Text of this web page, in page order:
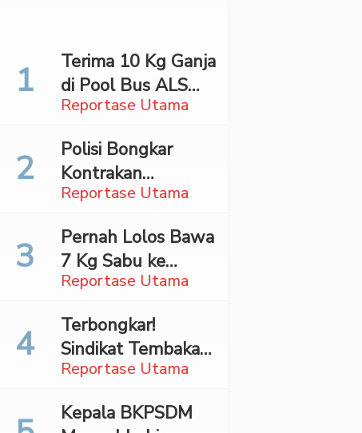
Reportase Utama
Terima 10 Kg Ganja
di Pool Bus ALS
Surabaya,
Madina Ditangkap
Bareskrim
Reportase Utama
Polisi Bongkar
Kontrakan
Penyimpan 27,96
Reportase Utama
Pernah Lolos Bawa
7 Kg Sabu ke
Jakarta Pilot
Dibekuk Saat Bawa
70 Ribu Pil Ekstasi
Di Bandara Soetta
Reportase Utama
Terbongkar!
Sindikat Tembakau
Sintetis Bermodus
di Jaksel
Kepala BKPSDM